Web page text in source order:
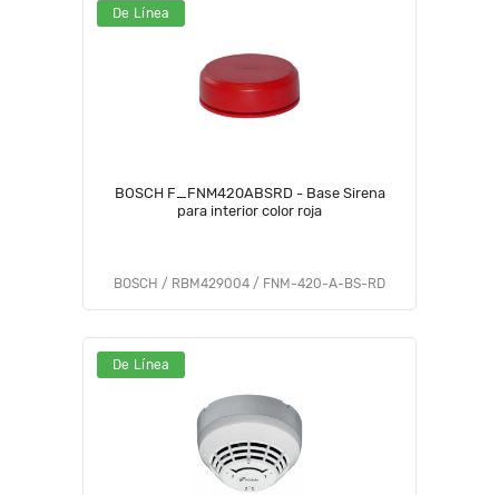
De Línea
BOSCH F_FNM420ABSRD - Base Sirena
para interior color roja
BOSCH / RBM429004 / FNM-420-A-BS-RD
De Línea